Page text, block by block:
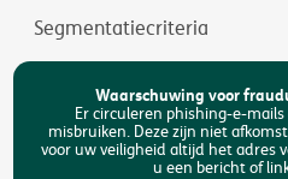
Segmentatiecriteria
Jobs
Duurzaamheid
Toegankelijkheid
Waarschuwing voor
Er circuleren phishing-e-
misbruiken. Deze zijn niet
voor uw veiligheid altijd het adres
u een bericht of